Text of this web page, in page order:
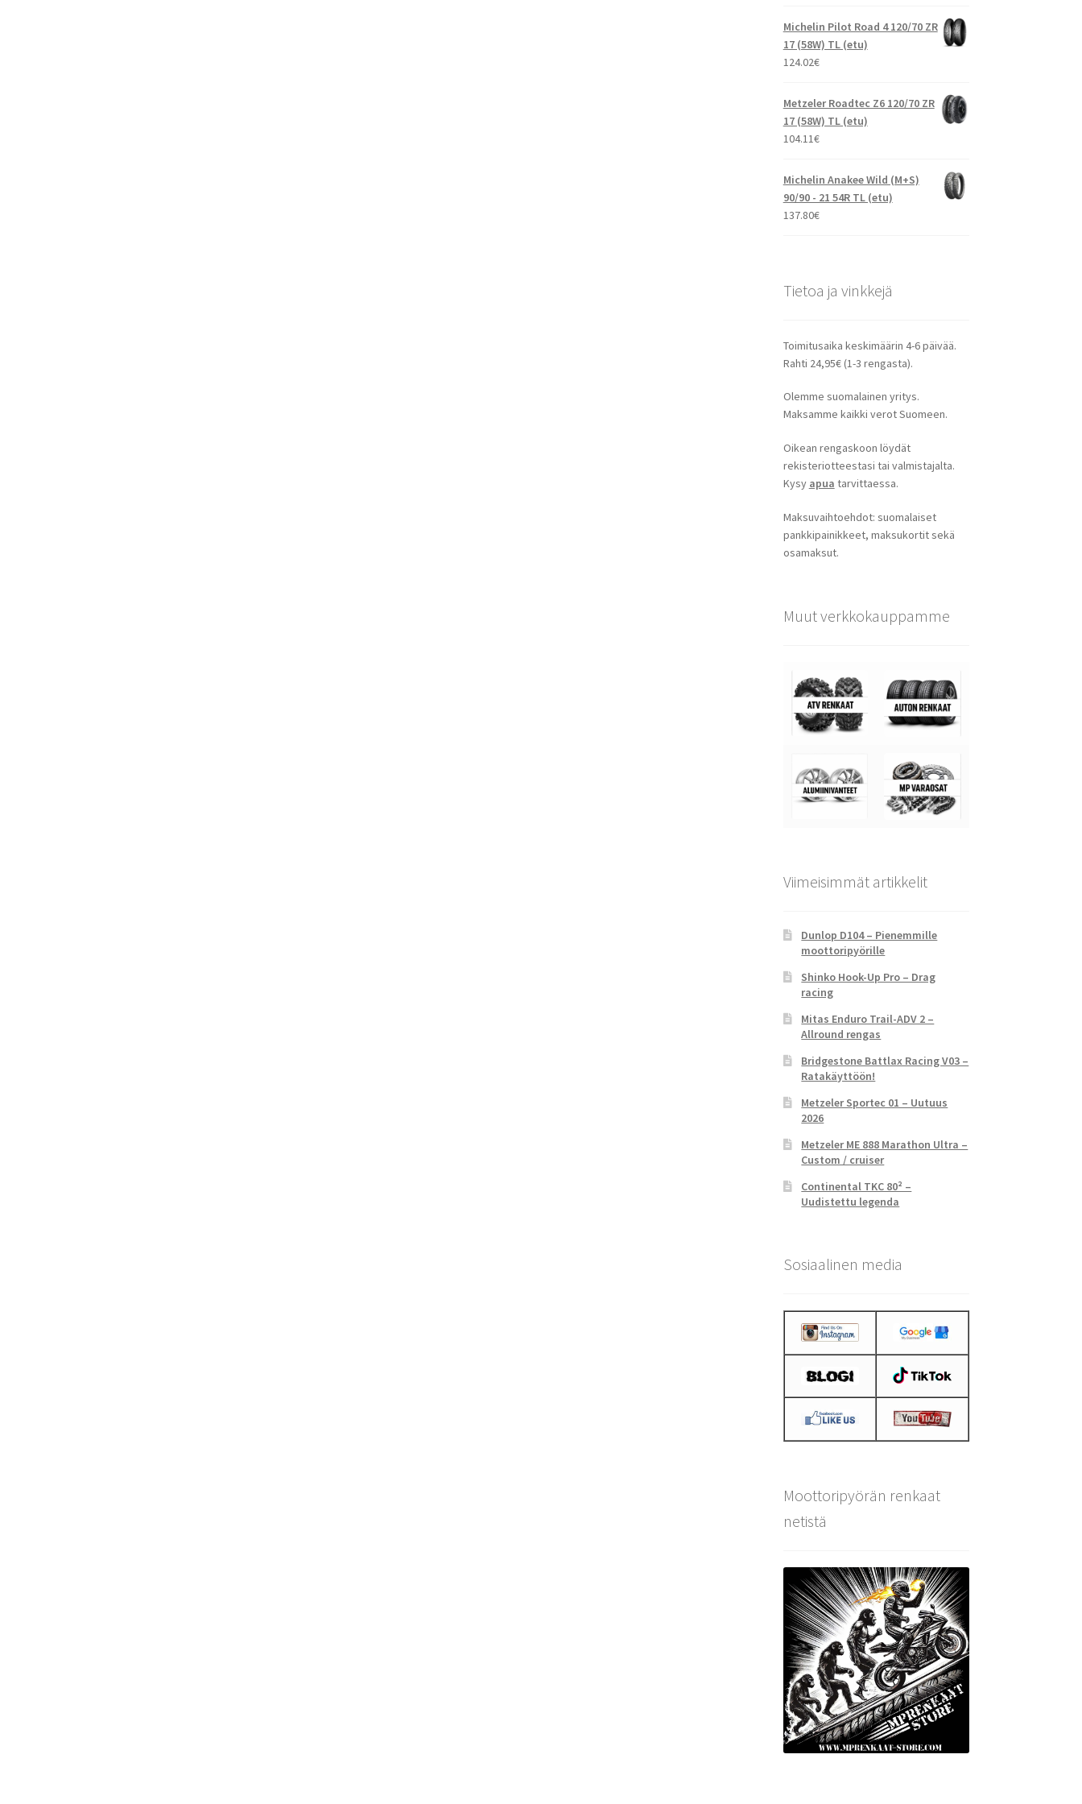
Michelin Pilot Road 4 120/70 ZR
17 (58W) TL (etu)
124.02€
Metzeler Roadtec Z6 120/70 ZR
17 (58W) TL (etu)
104.11€
Michelin Anakee Wild (M+S)
90/90 - 21 54R TL (etu)
137.80€
Tietoa ja vinkkejä
Toimitusaika keskimäärin 4-6 päivää.
Rahti 24,95€ (1-3 rengasta).
Olemme suomalainen yritys.
Maksamme kaikki verot Suomeen.
Oikean rengaskoon löydät
rekisteriotteestasi tai valmistajalta.
Kysy apua tarvittaessa.
Maksuvaihtoehdot: suomalaiset
pankkipainikkeet, maksukortit sekä
osamaksut.
Muut verkkokauppamme
Viimeisimmät artikkelit
Dunlop D104 – Pienemmille
moottoripyörille
Shinko Hook-Up Pro – Drag
racing
Mitas Enduro Trail-ADV 2 –
Allround rengas
Bridgestone Battlax Racing V03 –
Ratakäyttöön!
Metzeler Sportec 01 – Uutuus
2026
Metzeler ME 888 Marathon Ultra –
Custom / cruiser
Continental TKC 80² –
Uudistettu legenda
Sosiaalinen media
Moottoripyörän renkaat
netistä